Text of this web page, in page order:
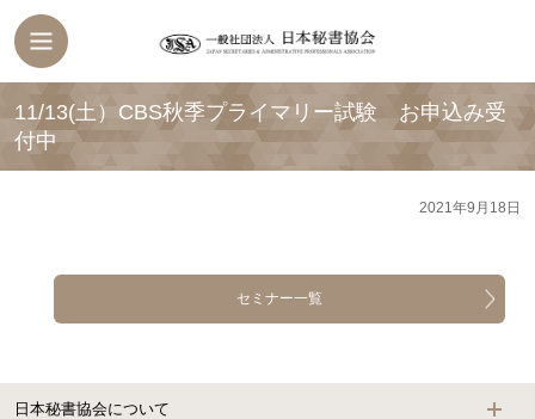
11/13(土）CBS秋季プライマリー試験 お申込み受
付中
2021年9月18日
セミナー一覧
日本秘書協会について